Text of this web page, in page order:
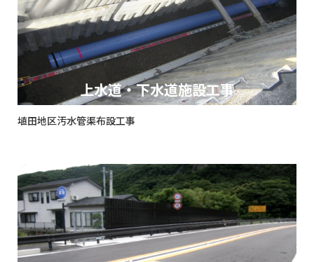
上水道・下水道施設工事
埴田地区汚水管渠布設工事